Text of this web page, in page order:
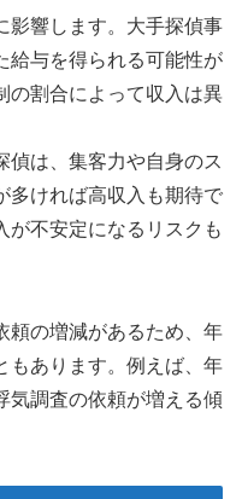
影響します。大手探偵事
給与を得られる可能性が
の割合によって収入は異
偵は、集客力や自身のス
多ければ高収入も期待で
が不安定になるリスクも
頼の増減があるため、年
もあります。例えば、年
気調査の依頼が増える傾